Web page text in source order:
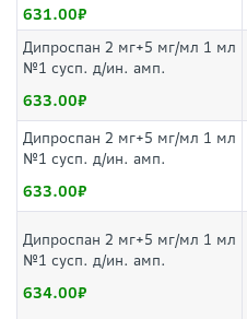
631.00
Дипроспан 2 мг+5 мг/мл 1 мл
№1 сусп. д/ин. амп.
633.00
Дипроспан 2 мг+5 мг/мл 1 мл
№1 сусп. д/ин. амп.
633.00
Дипроспан 2 мг+5 мг/мл 1 мл
№1 сусп. д/ин. амп.
634.00